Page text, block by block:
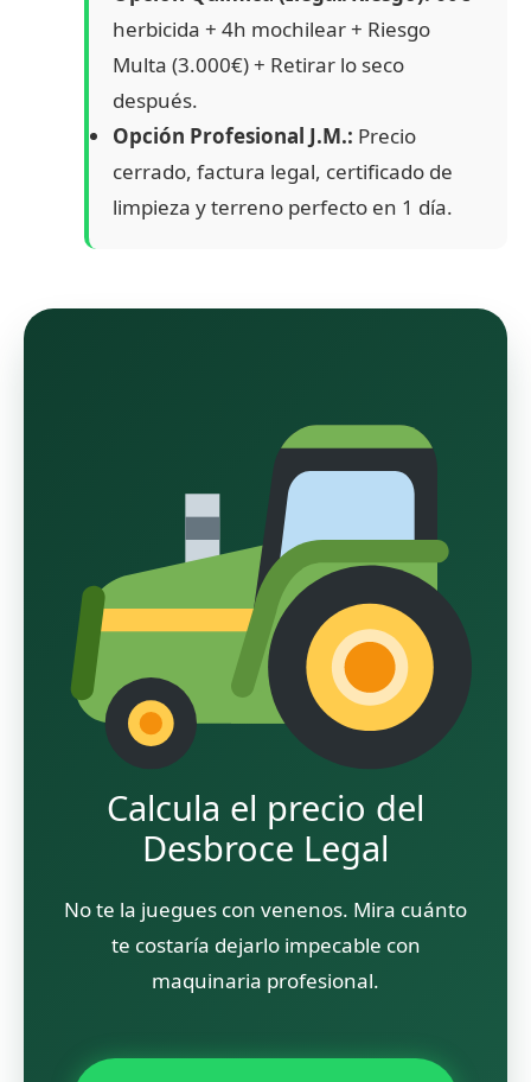
herbicida + 4h mochilear + Riesgo
Multa (3.000€) + Retirar lo seco
después.
Opción Profesional J.M.: Precio
cerrado, factura legal, certificado de
limpieza y terreno perfecto en 1 día.
Calcula el precio del
Desbroce Legal
No te la juegues con venenos. Mira cuánto
te costaría dejarlo impecable con
maquinaria profesional.